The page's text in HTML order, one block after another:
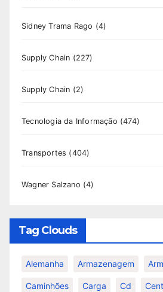
Sidney Trama Rago (4)
Supply Chain (227)
Supply Chain (2)
Tecnologia da Informação (474)
Transportes (404)
Wagner Salzano (4)
Tag Clouds
Alemanha Armazenagem
Caminhões Carga Cd